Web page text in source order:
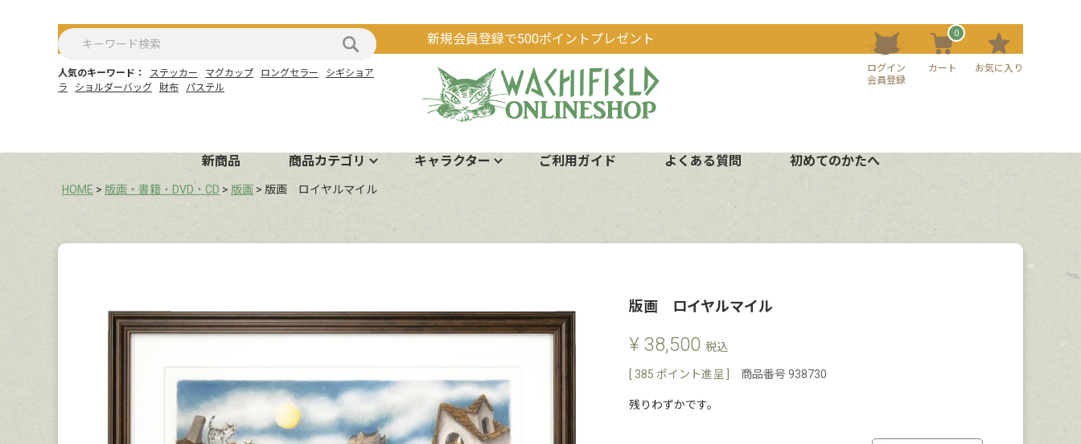
新規会員登録で500ポイントプレゼント
人気のキーワード： ステッカー マグカップ ロングセラー
シギショア
ラ
ショルダーバッグ 財布 パステル
ログイン
会員登録
カート
0
お気に入り
新商品 商品カテゴリ キャラクター ご利用ガイド よくある質問 初めてのかたへ
HOME 版画・書籍・DVD・CD 版画 版画 ロイヤルマイル
版画 ロイヤルマイル
¥ 38,500 税込
385 ポイント進呈 ] 商品番号 938730
残りわずかです。